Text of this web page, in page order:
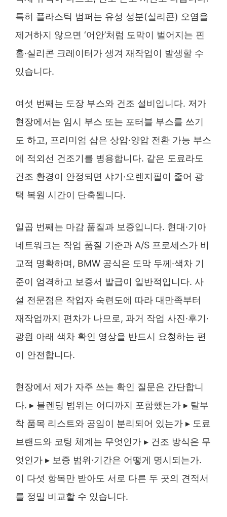
특히 플라스틱 범퍼는 유성 성분(실리콘) 오염을
제거하지 않으면 ‘어안’처럼 도막이 벌어지는 핀
홀·실리콘 크레이터가 생겨 재작업이 발생할 수
있습니다.
여섯 번째는 도장 부스와 건조 설비입니다. 저가
현장에서는 임시 부스 또는 포터블 부스를 쓰기
도 하고, 프리미엄 샵은 상압·양압 전환 가능 부스
에 적외선 건조기를 병용합니다. 같은 도료라도
건조 환경이 안정되면 샤기·오렌지필이 줄어 광
택 복원 시간이 단축됩니다.
일곱 번째는 마감 품질과 보증입니다. 현대·기아
네트워크는 작업 품질 기준과 A/S 프로세스가 비
교적 명확하며, BMW 공식은 도막 두께·색차 기
준이 엄격하고 보증서 발급이 일반적입니다. 사
설 전문점은 작업자 숙련도에 따라 대만족부터
재작업까지 편차가 나므로, 과거 작업 사진·후기·
광원 아래 색차 확인 영상을 반드시 요청하는 편
이 안전합니다.
현장에서 제가 자주 쓰는 확인 질문은 간단합니
다. ▸ 블렌딩 범위는 어디까지 포함했는가 ▸ 탈부
착 품목 리스트와 공임이 분리되어 있는가 ▸ 도료
브랜드와 코팅 체계는 무엇인가 ▸ 건조 방식은 무
엇인가 ▸ 보증 범위·기간은 어떻게 명시되는가.
이 다섯 항목만 받아도 서로 다른 두 곳의 견적서
를 정밀 비교할 수 있습니다.